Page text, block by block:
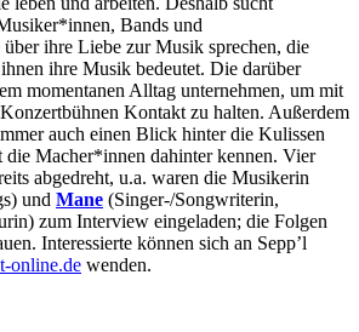
Bands und
ihre Liebe zur Musik sprechen, die
ihre Musik bedeutet. Die darüber
momentanen Alltag unternehmen, um mit
Kontakt zu halten. Außerdem
auch einen Blick hinter die Kulissen
die Macher*innen dahinter kennen. Vier
abgedreht, u.a. waren die Musikerin
und Mane (Singer-/Songwriterin,
zum Interview eingeladen; die Folgen
Interessierte können sich an Sepp’l
ed.en
ilno-
wenden.